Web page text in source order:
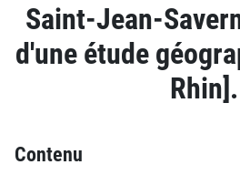
Saint-Jean-
d'une étude
Rhin].
Contenu